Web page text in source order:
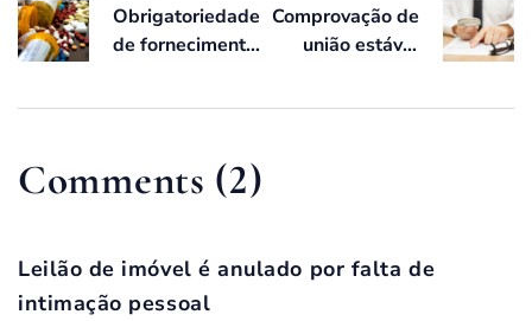
Obrigatoriedade
de fornecimento
medicamentos
Comprovação de
união estável
Comments (2)
Leilão de imóvel é anulado por falta de
intimação pessoal